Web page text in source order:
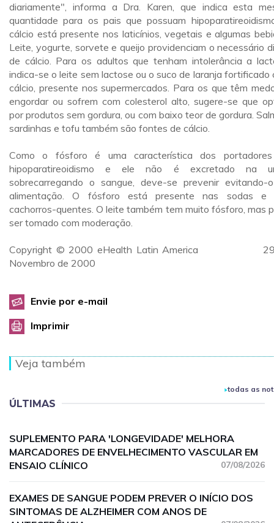
diariamente", informa a Dra. Karen, que indica esta
quantidade para os pais que possuam
cálcio está presente nos laticínios, vegetais e algumas
Leite, yogurte, sorvete e queijo providenciam o necessário
de cálcio. Para os adultos que tenham intolerância a
indica-se o leite sem lactose ou o suco de laranja fortificado
cálcio, presente nos supermercados. Para os que têm
engordar ou sofrem com colesterol alto, sugere-se que
por produtos sem gordura, ou com baixo teor de gordura.
sardinhas e tofu também são fontes de cálcio.
Como o fósforo é uma característica dos
hipoparatireoidismo e ele não é excretado na
sobrecarregando o sangue, deve-se prevenir evitando-
alimentação. O fósforo está presente nas sodas e
cachorros-quentes. O leite também tem muito fósforo, mas
ser tomado com moderação.
Copyright © 2000 eHealth Latin America 29
Novembro de 2000
Envie por e-mail
Imprimir
Veja também
todas as
ÚLTIMAS
SUPLEMENTO PARA 'LONGEVIDADE' MELHORA
MARCADORES DE ENVELHECIMENTO VASCULAR EM
ENSAIO CLÍNICO
07/08/2026
EXAMES DE SANGUE PODEM PREVER O INÍCIO DOS
SINTOMAS DE ALZHEIMER COM ANOS DE